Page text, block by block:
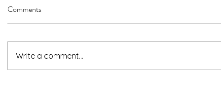
Comments
Write a comment...